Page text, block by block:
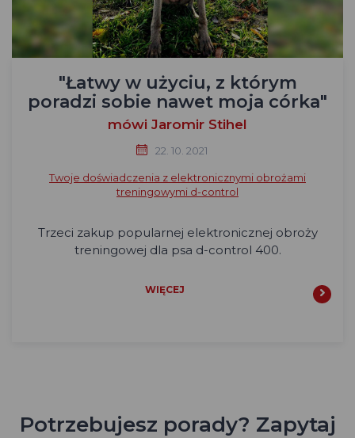
"Łatwy w użyciu, z którym
poradzi sobie nawet moja córka"
mówi Jaromir Stihel
22. 10. 2021
Twoje doświadczenia z elektronicznymi obrożami
treningowymi d-control
Trzeci zakup popularnej elektronicznej obroży
treningowej dla psa d-control 400.
WIĘCEJ
Potrzebujesz porady? Zapytaj